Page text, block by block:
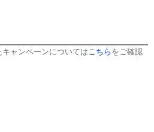
ャンペーンについてはこちら をご確認